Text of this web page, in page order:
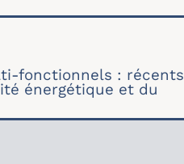
fonctionnels : récents
énergétique et du